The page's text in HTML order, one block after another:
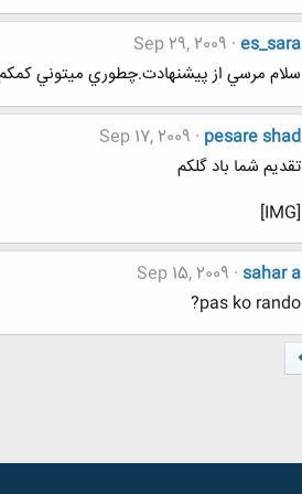
es_sara
Sep 29, 2009
سلام مرسي از پيشنهادت.چطوري ميتوني
pesare shad
Sep 17, 2009
تقدیم شما باد گلکم
[IMG]
sahar a
Sep 15, 2009
pas ko rando?